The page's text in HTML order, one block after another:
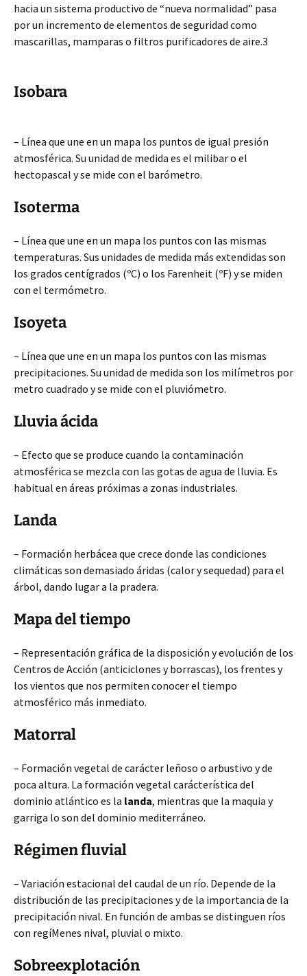
hacia un sistema productivo de “nueva normalidad” pasa
por un incremento de elementos de seguridad como
mascarillas, mamparas o filtros purificadores de aire.3
Isobara
– Línea que une en un mapa los puntos de igual presión
atmosférica. Su unidad de medida es el milibar o el
hectopascal y se mide con el barómetro.
Isoterma
– Línea que une en un mapa los puntos con las mismas
temperaturas. Sus unidades de medida más extendidas son
los grados centígrados (ºC) o los Farenheit (ºF) y se miden
con el termómetro.
Isoyeta
– Línea que une en un mapa los puntos con las mismas
precipitaciones. Su unidad de medida son los milímetros por
metro cuadrado y se mide con el pluviómetro.
Lluvia ácida
– Efecto que se produce cuando la contaminación
atmosférica se mezcla con las gotas de agua de lluvia. Es
habitual en áreas próximas a zonas industriales.
Landa
– Formación herbácea que crece donde las condiciones
climáticas son demasiado áridas (calor y sequedad) para el
árbol, dando lugar a la pradera.
Mapa del tiempo
– Representación gráfica de la disposición y evolución de los
Centros de Acción (anticiclones y borrascas), los frentes y
los vientos que nos permiten conocer el tiempo
atmosférico más inmediato.
Matorral
– Formación vegetal de carácter leñoso o arbustivo y de
poca altura. La formación vegetal carácterística del
dominio atlántico es la landa, mientras que la maquia y
garriga lo son del dominio mediterráneo.
Régimen fluvial
– Variación estacional del caudal de un río. Depende de la
distribución de las precipitaciones y de la importancia de la
precipitación nival. En función de ambas se distinguen ríos
con regíMenes nival, pluvial o mixto.
Sobreexplotación